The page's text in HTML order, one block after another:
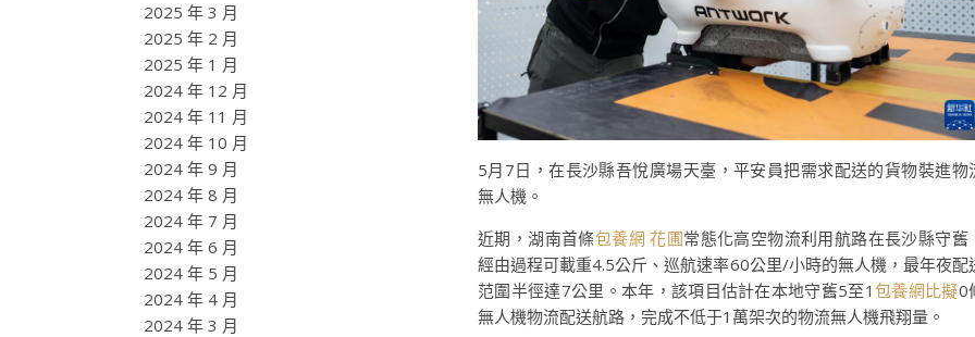
2025 年 3 月
2025 年 2 月
2025 年 1 月
2024 年 12 月
2024 年 11 月
2024 年 10 月
2024 年 9 月
2024 年 8 月
2024 年 7 月
2024 年 6 月
2024 年 5 月
2024 年 4 月
2024 年 3 月
5月7日，在長沙縣吾悅廣場天臺，平安員把需求配送的貨物裝進物
無人機。
近期，湖南首條包養網 花圃常態化高空物流利用航路在長沙縣守舊
經由過程可載重4.5公斤、巡航速率60公里/小時的無人機，最年夜配
范圍半徑達7公里。本年，該項目估計在本地守舊5至1 包養網比擬0
無人機物流配送航路，完成不低于1萬架次的物流無人機飛翔量。